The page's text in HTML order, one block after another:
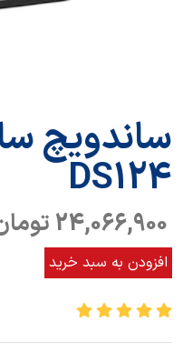
ساندویچ
DS124
24,066,900 تومان
افزودن به سبد خرید